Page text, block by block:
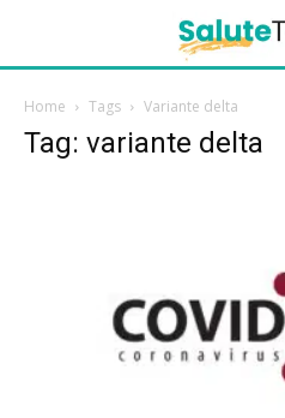
Home Tags Variante delta
Tag: variante delta